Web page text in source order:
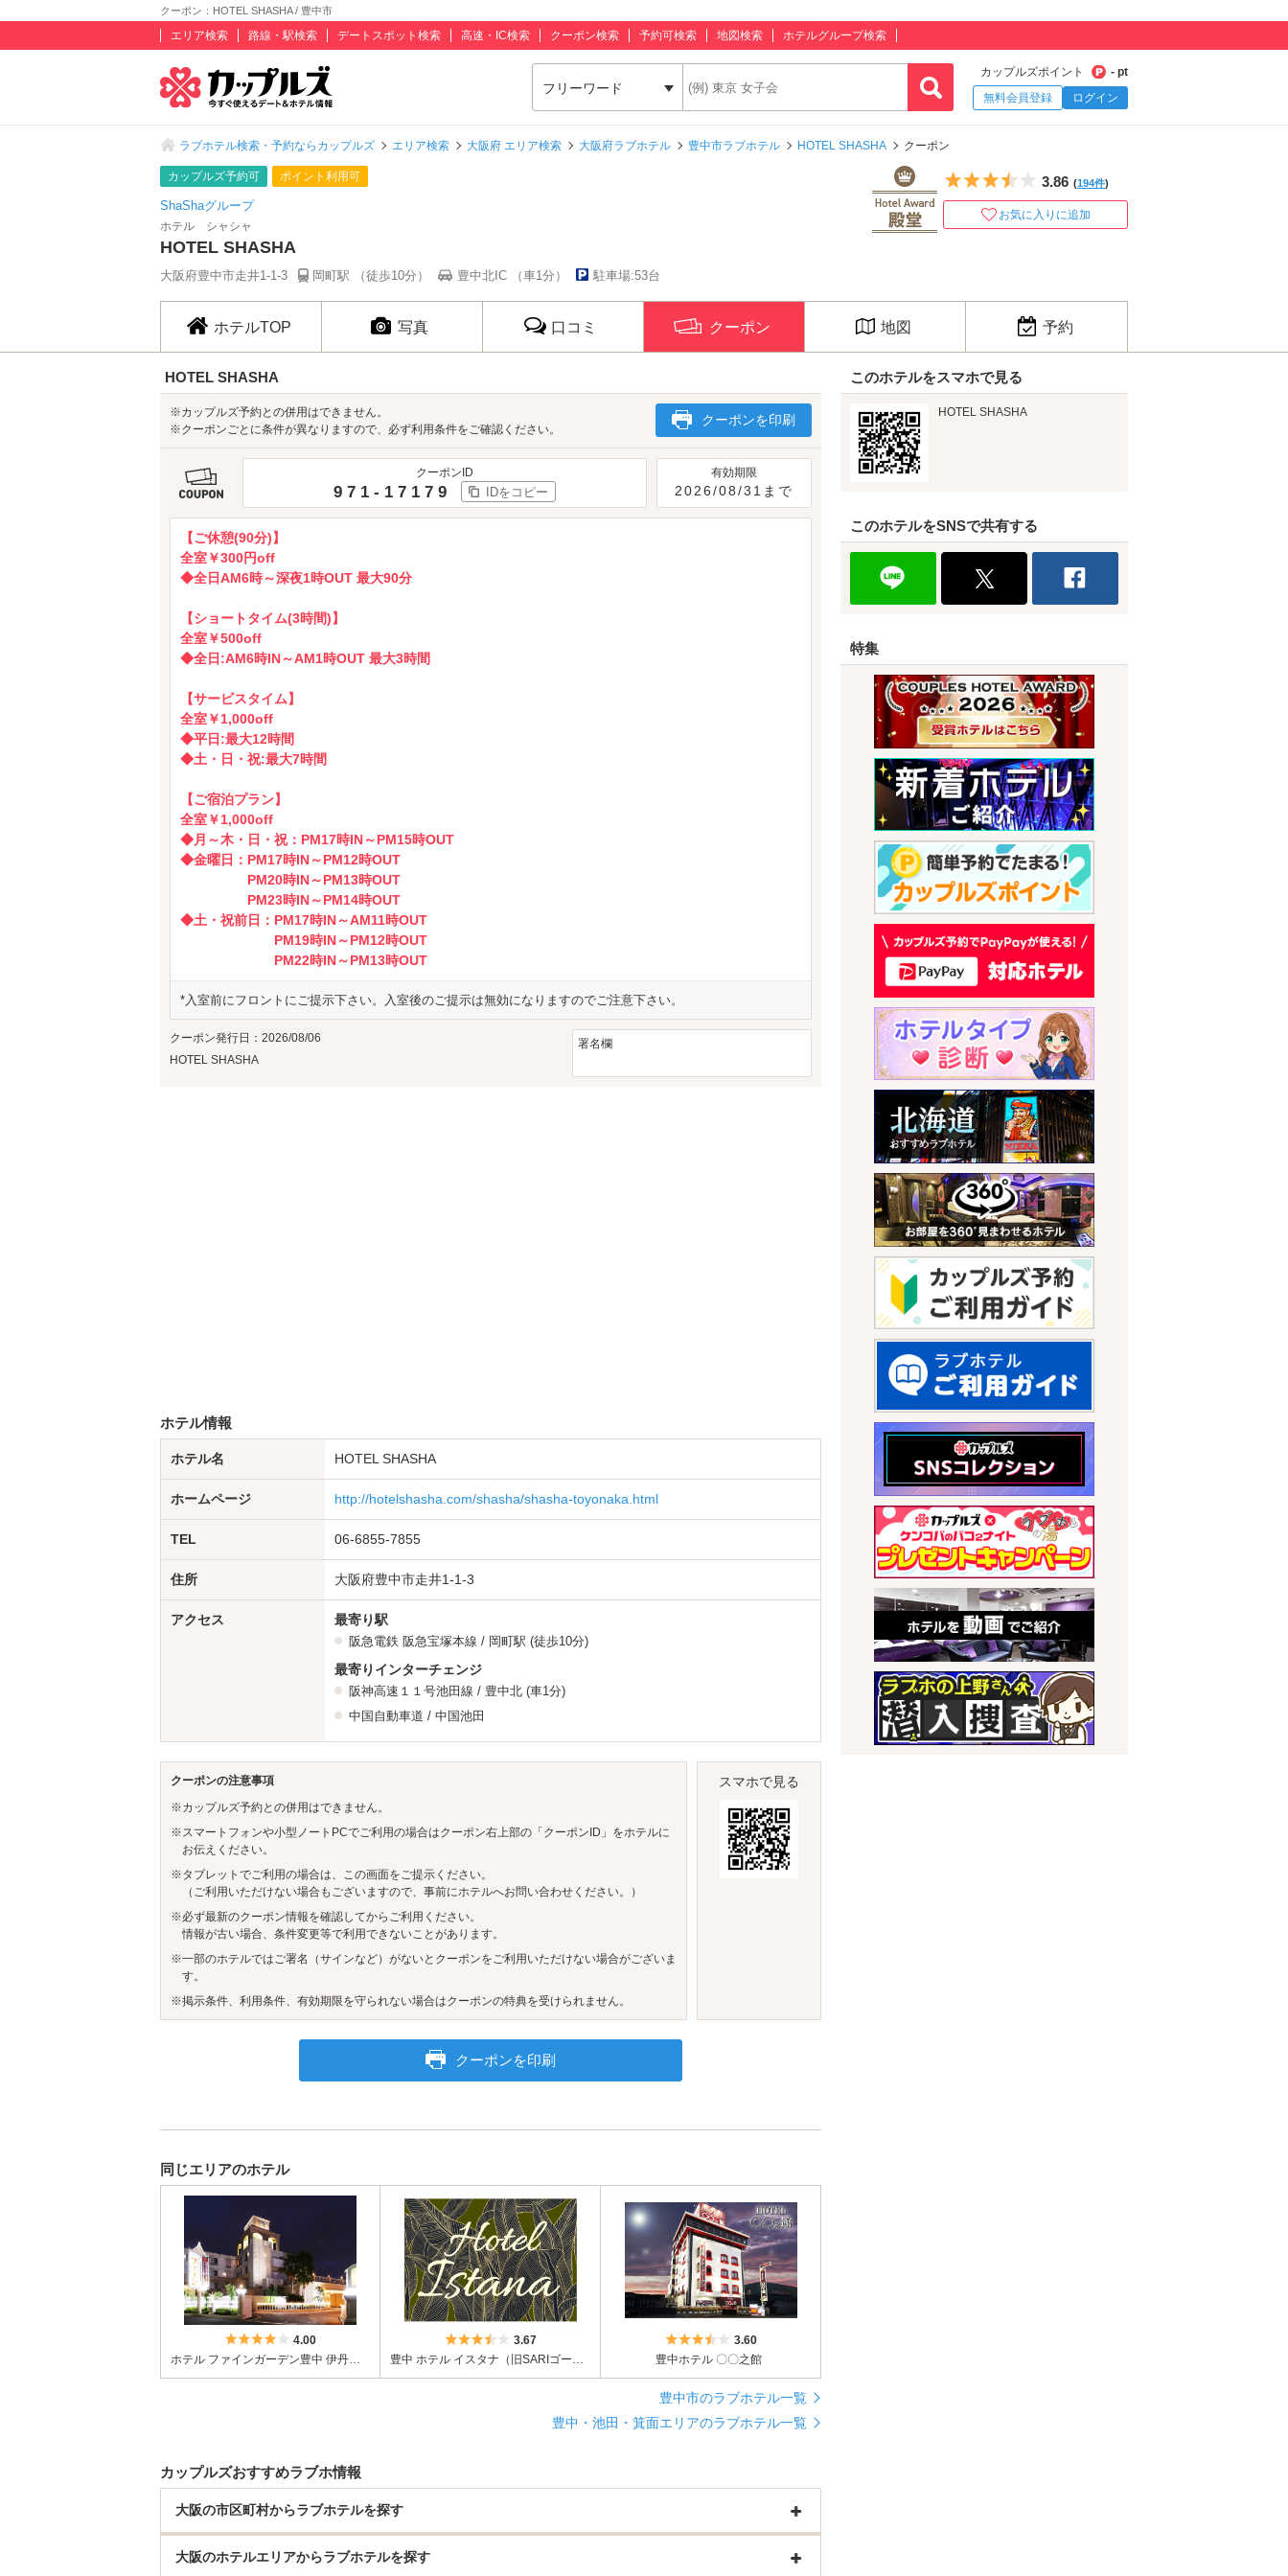
クーポン：HOTEL SHASHA / 豊中市
エリア検索 路線・駅検索 デートスポット検索 高速・IC検索 クーポン検索 予約可検索 地図検索 ホテルグループ検索
フリーワード
カップルズポイント
- pt
無料会員登録
ログイン
ラブホテル検索・予約ならカップルズ エリア検索 大阪府 エリア検索 大阪府ラブホテル 豊中市ラブホテル HOTEL SHASHA クーポン
カップルズ予約可 ポイント利用可
ShaShaグループ
ホテル シャシャ
HOTEL SHASHA
大阪府豊中市走井1-1-3 岡町駅 （徒歩10分） 豊中北IC （車1分） 駐車場:53台
5つ星のうち3.5
3.86 (194件)
お気に入りに追加
ホテルTOP 写真 口コミ クーポン 地図 予約
HOTEL SHASHA
※カップルズ予約との併用はできません。
※クーポンごとに条件が異なりますので、必ず利用条件をご確認ください。
クーポンを印刷
クーポンID
971-17179 IDをコピー
有効期限
2026/08/31まで
【ご休憩(90分)】
全室￥300円off
◆全日AM6時～深夜1時OUT 最大90分
【ショートタイム(3時間)】
全室￥500off
◆全日:AM6時IN～AM1時OUT 最大3時間
【サービスタイム】
全室￥1,000off
◆平日:最大12時間
◆土・日・祝:最大7時間
【ご宿泊プラン】
全室￥1,000off
◆月～木・日・祝：PM17時IN～PM15時OUT
◆金曜日：PM17時IN～PM12時OUT
PM20時IN～PM13時OUT
PM23時IN～PM14時OUT
◆土・祝前日：PM17時IN～AM11時OUT
PM19時IN～PM12時OUT
PM22時IN～PM13時OUT
*入室前にフロントにご提示下さい。入室後のご提示は無効になりますのでご注意下さい。
クーポン発行日：2026/08/06
HOTEL SHASHA
署名欄
ホテル情報
ホテル名 HOTEL SHASHA
ホームページ http://hotelshasha.com/shasha/shasha-toyonaka.html
TEL 06-6855-7855
住所 大阪府豊中市走井1-1-3
アクセス 最寄り駅
阪急電鉄 阪急宝塚本線 / 岡町駅 (徒歩10分)
最寄りインターチェンジ
阪神高速１１号池田線 / 豊中北 (車1分)
中国自動車道 / 中国池田
クーポンの注意事項
※カップルズ予約との併用はできません。
※スマートフォンや小型ノートPCでご利用の場合はクーポン右上部の「クーポンID」をホテルに
お伝えください。
※タブレットでご利用の場合は、この画面をご提示ください。
（ご利用いただけない場合もございますので、事前にホテルへお問い合わせください。）
※必ず最新のクーポン情報を確認してからご利用ください。
情報が古い場合、条件変更等で利用できないことがあります。
※一部のホテルではご署名（サインなど）がないとクーポンをご利用いただけない場合がございま
す。
※掲示条件、利用条件、有効期限を守られない場合はクーポンの特典を受けられません。
スマホで見る
クーポンを印刷
同じエリアのホテル
5つ星のうち4
4.00
ホテル ファインガーデン豊中 伊丹空港
5つ星のうち3.5
3.67
豊中 ホテル イスタナ（旧SARIゴールド）
5つ星のうち3.5
3.60
豊中ホテル 〇〇之館
豊中市のラブホテル一覧
豊中・池田・箕面エリアのラブホテル一覧
カップルズおすすめラブホ情報
大阪の市区町村からラブホテルを探す
大阪のホテルエリアからラブホテルを探す
このホテルをスマホで見る
HOTEL SHASHA
このホテルをSNSで共有する
特集